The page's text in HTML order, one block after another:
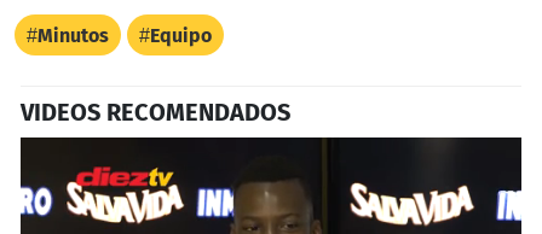
Minutos Equipo
VIDEOS RECOMENDADOS